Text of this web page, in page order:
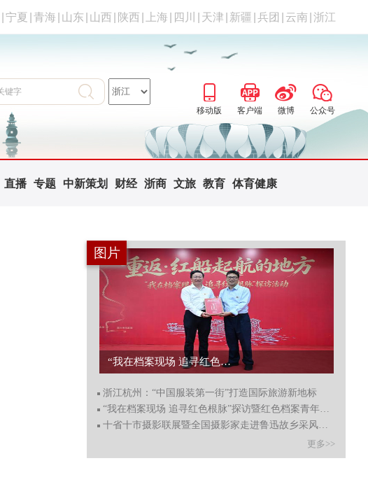
宁夏 青海 山东 山西 陕西 上海 四川 天津 新疆 兵团 云南 浙江
移动版 客户端 微博 公众号
直播 专题 中新策划 财经 浙商 文旅 教育 体育健康
图片
“我在档案现场 追寻红色根脉”探访暨红色档案青年宣讲启动...
浙江杭州：“中国服装第一街”打造国际旅游新地标
“我在档案现场 追寻红色根脉”探访暨红色档案青年宣讲启动
十省十市摄影联展暨全国摄影家走进鲁迅故乡采风绍兴启动
更多>>